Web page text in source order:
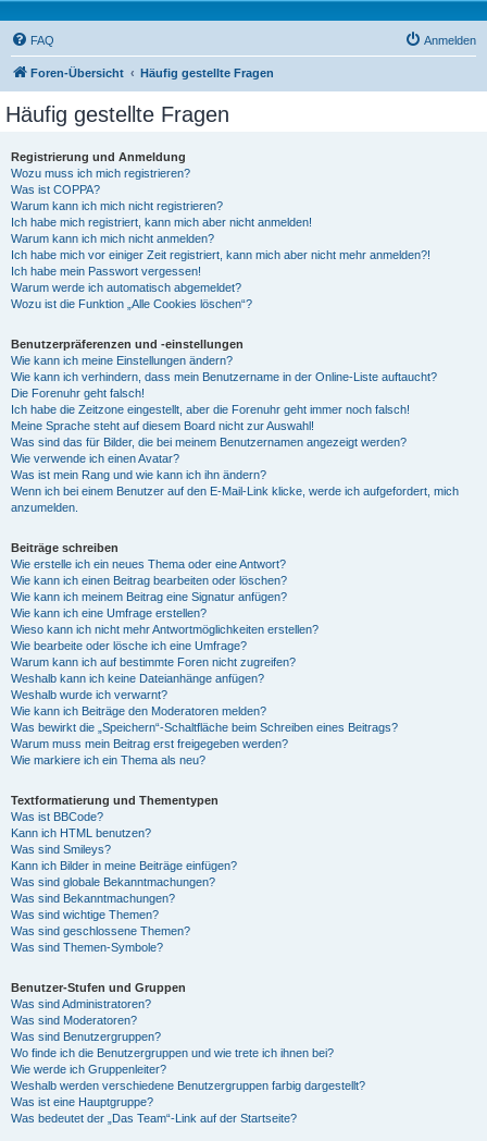
FAQ Anmelden
Foren-Übersicht Häufig gestellte Fragen
Häufig gestellte Fragen
Registrierung und Anmeldung
Wozu muss ich mich registrieren?
Was ist COPPA?
Warum kann ich mich nicht registrieren?
Ich habe mich registriert, kann mich aber nicht anmelden!
Warum kann ich mich nicht anmelden?
Ich habe mich vor einiger Zeit registriert, kann mich aber nicht mehr anmelden?!
Ich habe mein Passwort vergessen!
Warum werde ich automatisch abgemeldet?
Wozu ist die Funktion „Alle Cookies löschen“?
Benutzerpräferenzen und -einstellungen
Wie kann ich meine Einstellungen ändern?
Wie kann ich verhindern, dass mein Benutzername in der Online-Liste auftaucht?
Die Forenuhr geht falsch!
Ich habe die Zeitzone eingestellt, aber die Forenuhr geht immer noch falsch!
Meine Sprache steht auf diesem Board nicht zur Auswahl!
Was sind das für Bilder, die bei meinem Benutzernamen angezeigt werden?
Wie verwende ich einen Avatar?
Was ist mein Rang und wie kann ich ihn ändern?
Wenn ich bei einem Benutzer auf den E-Mail-Link klicke, werde ich aufgefordert, mich
anzumelden.
Beiträge schreiben
Wie erstelle ich ein neues Thema oder eine Antwort?
Wie kann ich einen Beitrag bearbeiten oder löschen?
Wie kann ich meinem Beitrag eine Signatur anfügen?
Wie kann ich eine Umfrage erstellen?
Wieso kann ich nicht mehr Antwortmöglichkeiten erstellen?
Wie bearbeite oder lösche ich eine Umfrage?
Warum kann ich auf bestimmte Foren nicht zugreifen?
Weshalb kann ich keine Dateianhänge anfügen?
Weshalb wurde ich verwarnt?
Wie kann ich Beiträge den Moderatoren melden?
Was bewirkt die „Speichern“-Schaltfläche beim Schreiben eines Beitrags?
Warum muss mein Beitrag erst freigegeben werden?
Wie markiere ich ein Thema als neu?
Textformatierung und Thementypen
Was ist BBCode?
Kann ich HTML benutzen?
Was sind Smileys?
Kann ich Bilder in meine Beiträge einfügen?
Was sind globale Bekanntmachungen?
Was sind Bekanntmachungen?
Was sind wichtige Themen?
Was sind geschlossene Themen?
Was sind Themen-Symbole?
Benutzer-Stufen und Gruppen
Was sind Administratoren?
Was sind Moderatoren?
Was sind Benutzergruppen?
Wo finde ich die Benutzergruppen und wie trete ich ihnen bei?
Wie werde ich Gruppenleiter?
Weshalb werden verschiedene Benutzergruppen farbig dargestellt?
Was ist eine Hauptgruppe?
Was bedeutet der „Das Team“-Link auf der Startseite?